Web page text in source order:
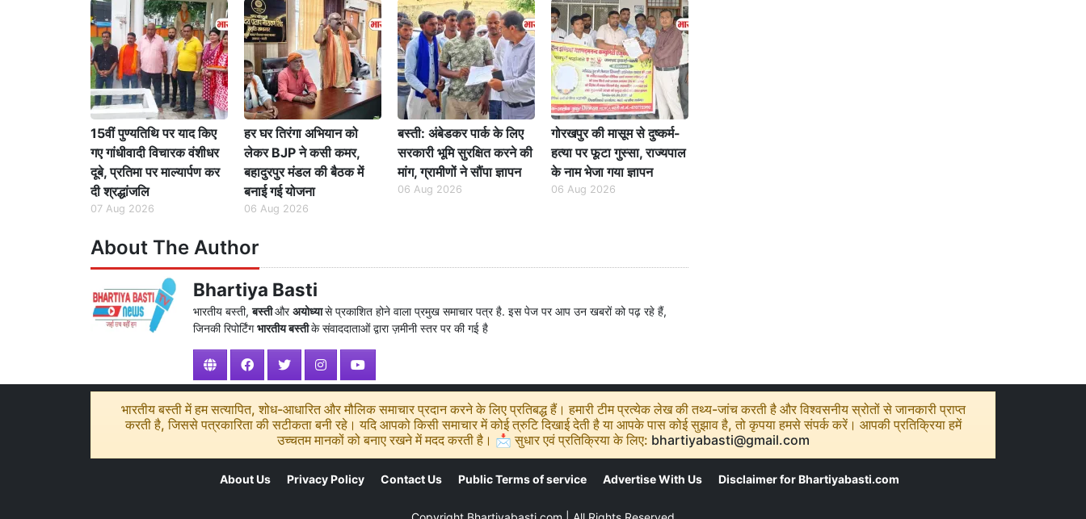
15वीं पुण्यतिथि पर याद किए
गए गांधीवादी विचारक वंशीधर
दूबे, प्रतिमा पर माल्यार्पण कर
दी श्रद्धांजलि
07 Aug 2026
हर घर तिरंगा अभियान को
लेकर BJP ने कसी कमर,
बहादुरपुर मंडल की बैठक में
बनाई गई योजना
06 Aug 2026
बस्ती: अंबेडकर पार्क के लिए
सरकारी भूमि सुरक्षित करने की
मांग, ग्रामीणों ने सौंपा ज्ञापन
06 Aug 2026
गोरखपुर की मासूम से दुष्कर्म-
हत्या पर फूटा गुस्सा, राज्यपाल
के नाम भेजा गया ज्ञापन
06 Aug 2026
About The Author
Bhartiya Basti
भारतीय बस्ती,बस्तीऔरअयोध्यासे प्रकाशित होने वाला प्रमुख समाचार पत्र है. इस पेज पर आप उन खबरों को पढ़ रहे हैं,
जिनकी रिपोर्टिंगभारतीय बस्तीके संवाददाताओं द्वारा ज़मीनी स्तर पर की गई है
भारतीय बस्ती में हम सत्यापित, शोध-आधारित और मौलिक समाचार प्रदान करने के लिए प्रतिबद्ध हैं। हमारी टीम प्रत्येक लेख की तथ्य-जांच करती है और विश्वसनीय स्रोतों से जानकारी प्राप्त
करती है, जिससे पत्रकारिता की सटीकता बनी रहे। यदि आपको किसी समाचार में कोई त्रुटि दिखाई देती है या आपके पास कोई सुझाव है, तो कृपया हमसे संपर्क करें। आपकी प्रतिक्रिया हमें
उच्चतम मानकों को बनाए रखने में मदद करती है। 📩 सुधार एवं प्रतिक्रिया के लिए: bhartiyabasti@gmail.com
About Us Privacy Policy Contact Us Public Terms of service Advertise With Us Disclaimer for Bhartiyabasti.com